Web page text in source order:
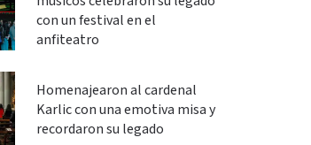
con un festival en el
anfiteatro
Homenajearon al cardenal
Karlic con una emotiva misa y
recordaron su legado